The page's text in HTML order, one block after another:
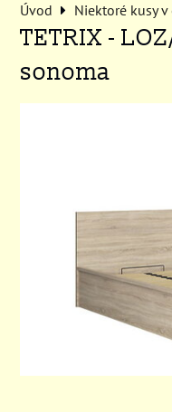
Úvod Niektoré kusy
TETRIX -
sonoma